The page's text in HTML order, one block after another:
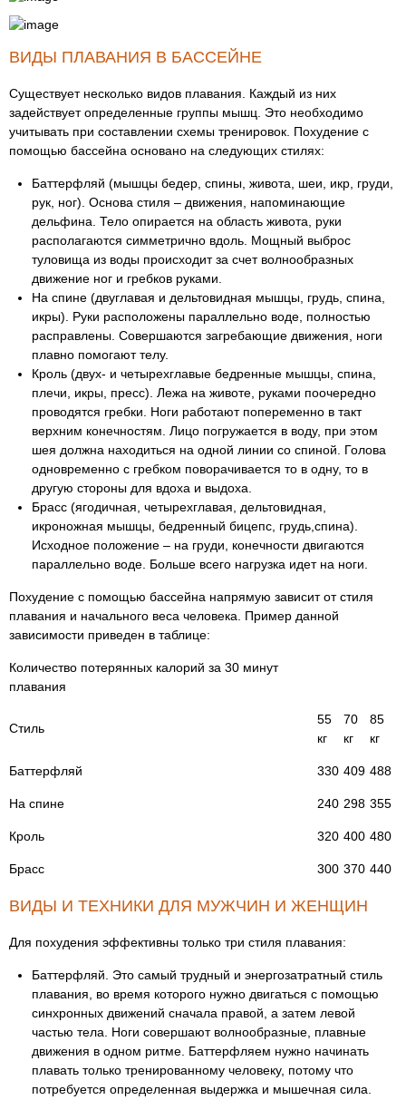
ВИДЫ ПЛАВАНИЯ В БАССЕЙНЕ
Существует несколько видов плавания. Каждый из них
задействует определенные группы мышц. Это необходимо
учитывать при составлении схемы тренировок. Похудение с
помощью бассейна основано на следующих стилях:
Баттерфляй (мышцы бедер, спины, живота, шеи, икр, груди,
рук, ног). Основа стиля – движения, напоминающие
дельфина. Тело опирается на область живота, руки
располагаются симметрично вдоль. Мощный выброс
туловища из воды происходит за счет волнообразных
движение ног и гребков руками.
На спине (двуглавая и дельтовидная мышцы, грудь, спина,
икры). Руки расположены параллельно воде, полностью
расправлены. Совершаются загребающие движения, ноги
плавно помогают телу.
Кроль (двух- и четырехглавые бедренные мышцы, спина,
плечи, икры, пресс). Лежа на животе, руками поочередно
проводятся гребки. Ноги работают попеременно в такт
верхним конечностям. Лицо погружается в воду, при этом
шея должна находиться на одной линии со спиной. Голова
одновременно с гребком поворачивается то в одну, то в
другую стороны для вдоха и выдоха.
Брасс (ягодичная, четырехглавая, дельтовидная,
икроножная мышцы, бедренный бицепс, грудь,спина).
Исходное положение – на груди, конечности двигаются
параллельно воде. Больше всего нагрузка идет на ноги.
Похудение с помощью бассейна напрямую зависит от стиля
плавания и начального веса человека. Пример данной
зависимости приведен в таблице:
Количество потерянных калорий за 30 минут
плавания
Стиль
55
кг
70
кг
85
кг
Баттерфляй 330 409 488
На спине 240 298 355
Кроль 320 400 480
Брасс 300 370 440
ВИДЫ И ТЕХНИКИ ДЛЯ МУЖЧИН И ЖЕНЩИН
Для похудения эффективны только три стиля плавания:
Баттерфляй. Это самый трудный и энергозатратный стиль
плавания, во время которого нужно двигаться с помощью
синхронных движений сначала правой, а затем левой
частью тела. Ноги совершают волнообразные, плавные
движения в одном ритме. Баттерфляем нужно начинать
плавать только тренированному человеку, потому что
потребуется определенная выдержка и мышечная сила.